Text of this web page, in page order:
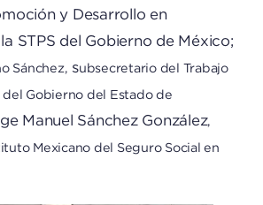
y Desarrollo en
STPS del Gobierno de México;
Sánchez, subsecretario del Trabajo
del Gobierno del Estado de
Manuel Sánchez González,
Mexicano del Seguro Social en